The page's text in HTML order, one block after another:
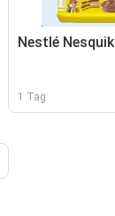
Nestlé Nesquik
1 Tag